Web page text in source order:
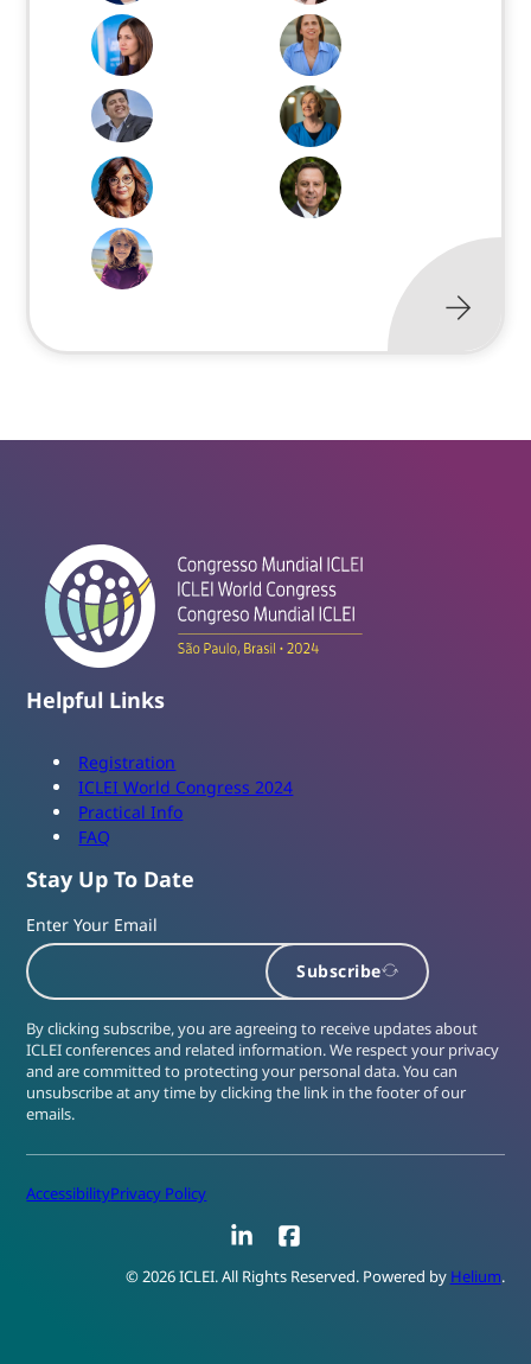
Helpful Links
Registration
ICLEI World Congress 2024
Practical Info
FAQ
Stay Up To Date
Enter Your Email
Subscribe
By clicking subscribe, you are agreeing to receive updates about
ICLEI conferences and related information. We respect your privacy
and are committed to protecting your personal data. You can
unsubscribe at any time by clicking the link in the footer of our
emails.
AccessibilityPrivacy Policy
LinkedInFacebook
© 2026 ICLEI. All Rights Reserved. Powered by Helium.